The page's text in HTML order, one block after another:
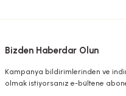
Bizden Haberdar Olun
Kampanya bildirimlerinden ve
olmak istiyorsanız e-bültene